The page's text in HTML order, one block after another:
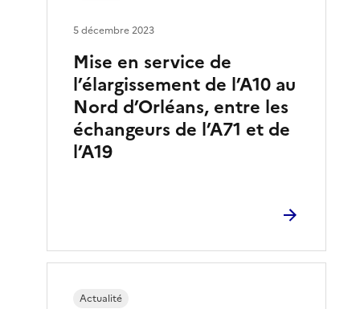
Mise en service de
l’élargissement de l’A10 au
Nord d’Orléans, entre les
échangeurs de l’A71 et de
l’A19
5 décembre 2023
Actualité